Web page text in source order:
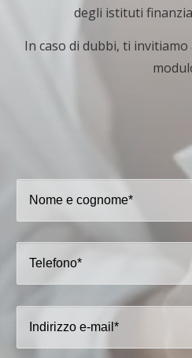
degli istituti
In caso di dubbi, ti